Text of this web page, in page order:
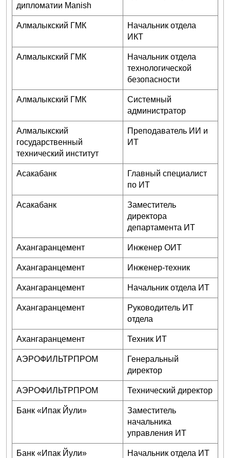
дипломатии Manish
Алмалыкский ГМК
Начальник отдела
ИКТ
Алмалыкский ГМК
Начальник отдела
технологической
безопасности
Алмалыкский ГМК
Системный
администратор
Алмалыкский
государственный
технический институт
Преподаватель ИИ и
ИТ
Асакабанк
Главный специалист
по ИТ
Асакабанк
Заместитель
директора
департамента ИТ
Ахангаранцемент Инженер ОИТ
Ахангаранцемент Инженер-техник
Ахангаранцемент Начальник отдела ИТ
Ахангаранцемент
Руководитель ИТ
отдела
Ахангаранцемент Техник ИТ
АЭРОФИЛЬТРПРОМ
Генеральный
директор
АЭРОФИЛЬТРПРОМ Технический директор
Банк «Ипак Йули»
Заместитель
начальника
управления ИТ
Банк «Ипак Йули» Начальник отдела ИТ